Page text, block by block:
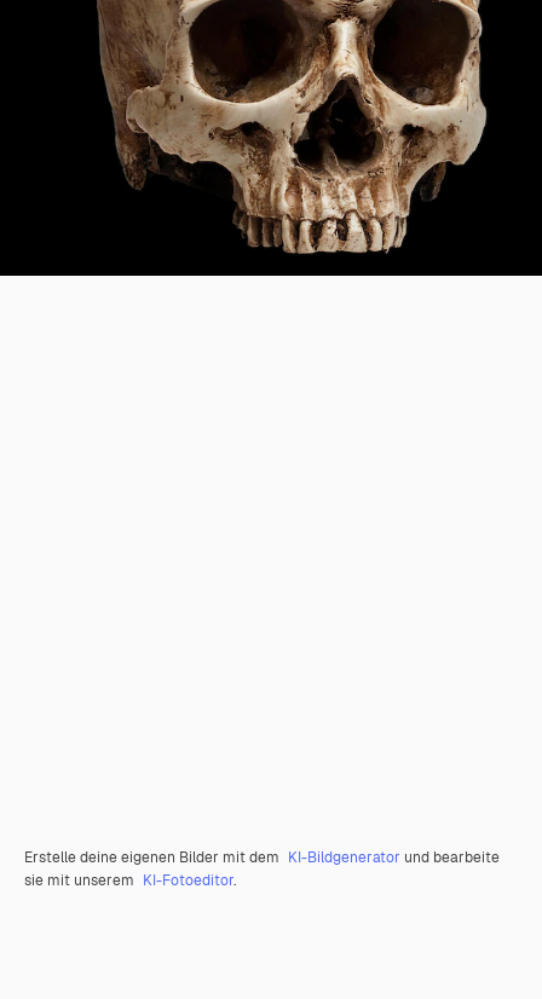
Erstelle deine eigenen Bilder mit dem KI-Bildgenerator und bearbeite
sie mit unserem KI-Fotoeditor.